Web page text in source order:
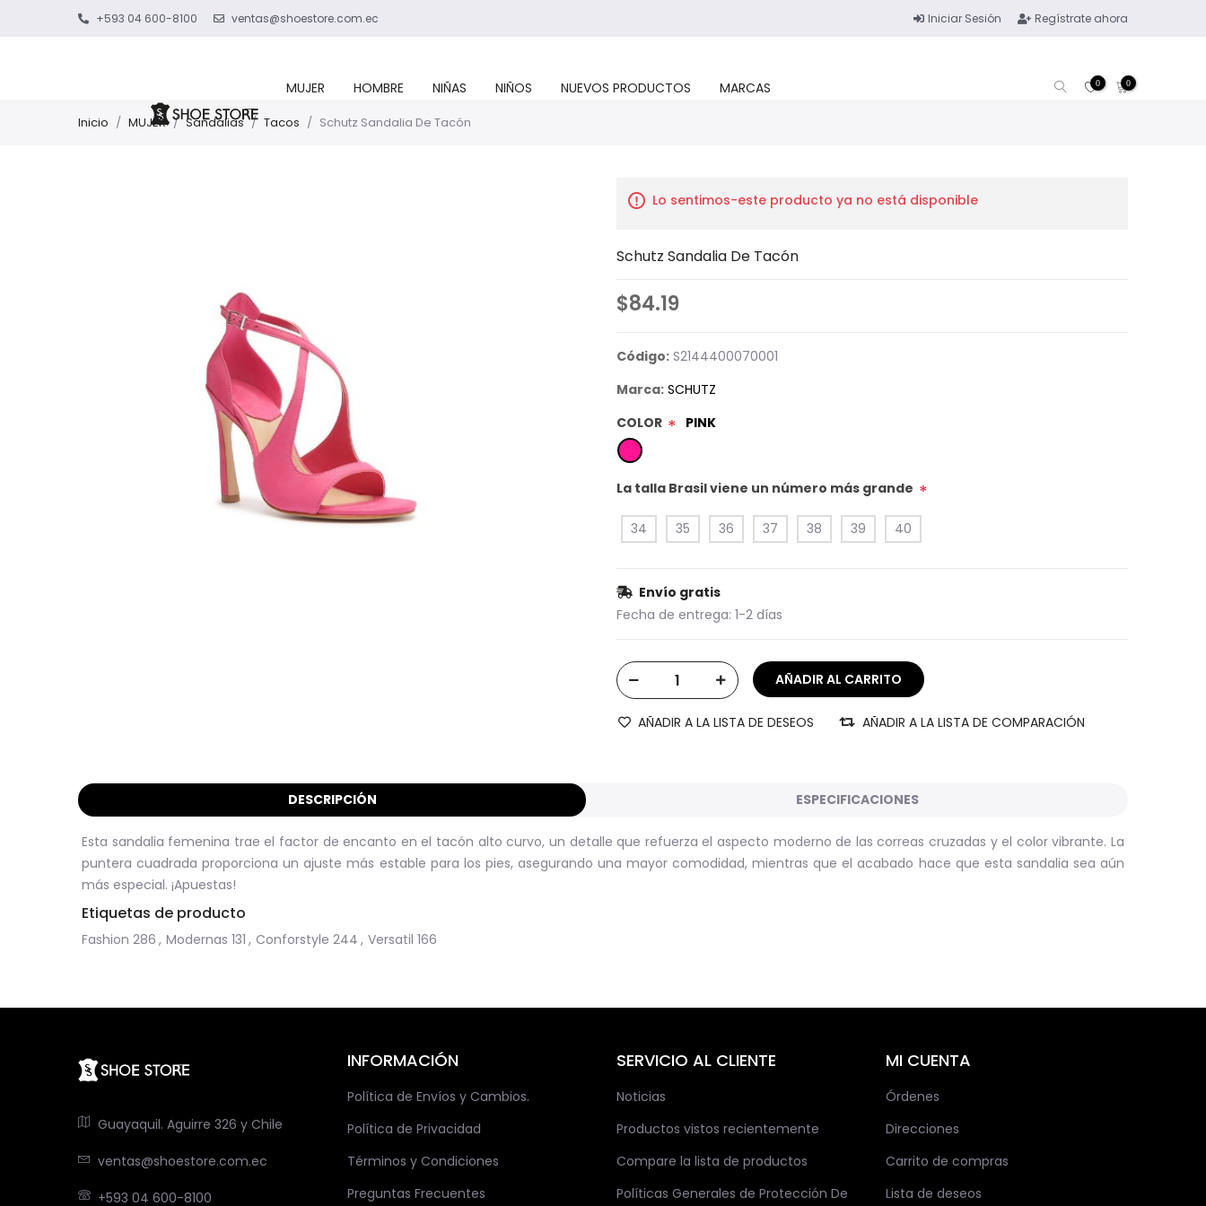
+593 04 600-8100 ventas@shoestore.com.ec Iniciar Sesión Regístrate ahora
MUJER HOMBRE NIÑAS NIÑOS NUEVOS PRODUCTOS MARCAS 0 0
Inicio / MUJER / Sandalias / Tacos / Schutz Sandalia De Tacón
Lo sentimos-este producto ya no está disponible
Schutz Sandalia De Tacón
$84.19
Código: S2144400070001
Marca: SCHUTZ
COLOR * PINK
La talla Brasil viene un número más grande *
34 35 36 37 38 39 40
Envío gratis
Fecha de entrega: 1-2 días
AÑADIR A LA LISTA DE DESEOS AÑADIR A LA LISTA DE COMPARACIÓN
DESCRIPCIÓN ESPECIFICACIONES
Esta sandalia femenina trae el factor de encanto en el tacón alto curvo, un detalle que refuerza el aspecto moderno de las correas cruzadas y el color vibrante. La
puntera cuadrada proporciona un ajuste más estable para los pies, asegurando una mayor comodidad, mientras que el acabado hace que esta sandalia sea aún
más especial. ¡Apuestas!
Etiquetas de producto
Fashion 286 , Modernas 131 , Conforstyle 244 , Versatil 166
Guayaquil. Aguirre 326 y Chile
ventas@shoestore.com.ec
+593 04 600-8100
INFORMACIÓN
Política de Envíos y Cambios.
Política de Privacidad
Términos y Condiciones
Preguntas Frecuentes
SERVICIO AL CLIENTE
Noticias
Productos vistos recientemente
Compare la lista de productos
Políticas Generales de Protección De
MI CUENTA
Órdenes
Direcciones
Carrito de compras
Lista de deseos